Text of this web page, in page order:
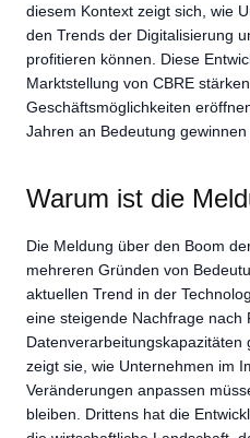
diesem Kontext zeigt sich, wie
den Trends der Digitalisierung
profitieren können. Diese
Marktstellung von CBRE
Geschäftsmöglichkeiten
Jahren an Bedeutung gewinnen
Warum ist die
Die Meldung über den Boom
mehreren Gründen von
aktuellen Trend in der
eine steigende Nachfrage nach
zeigt sie, wie Unternehmen im
Veränderungen anpassen
bleiben. Drittens hat die